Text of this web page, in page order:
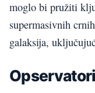
moglo bi pružiti
supermasivnih
galaksija,